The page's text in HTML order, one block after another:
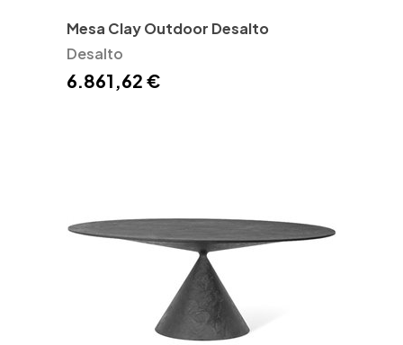
Mesa Clay Outdoor Desalto
Desalto
6.861,62 €